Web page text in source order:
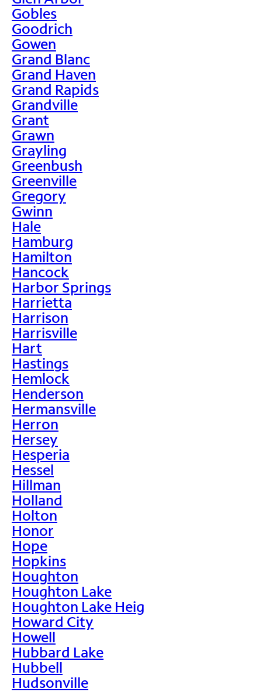
Gobles
Goodrich
Gowen
Grand Blanc
Grand Haven
Grand Rapids
Grandville
Grant
Grawn
Grayling
Greenbush
Greenville
Gregory
Gwinn
Hale
Hamburg
Hamilton
Hancock
Harbor Springs
Harrietta
Harrison
Harrisville
Hart
Hastings
Hemlock
Henderson
Hermansville
Herron
Hersey
Hesperia
Hessel
Hillman
Holland
Holton
Honor
Hope
Hopkins
Houghton
Houghton Lake
Houghton Lake Heig
Howard City
Howell
Hubbard Lake
Hubbell
Hudsonville